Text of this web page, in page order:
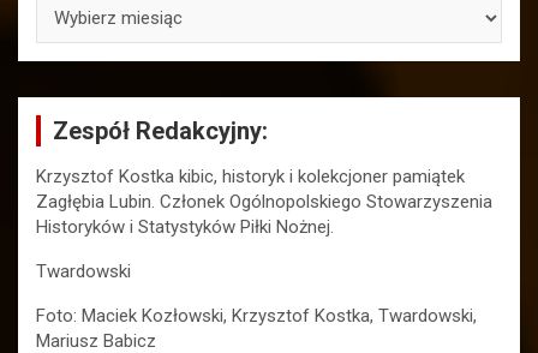
Zespół Redakcyjny:
Krzysztof Kostka kibic, historyk i kolekcjoner pamiątek
Zagłębia Lubin. Członek Ogólnopolskiego Stowarzyszenia
Historyków i Statystyków Piłki Nożnej.
Twardowski
Foto: Maciek Kozłowski, Krzysztof Kostka, Twardowski,
Mariusz Babicz